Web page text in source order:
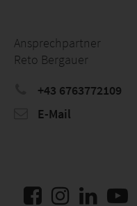
Ansprechpartner
Reto Bergauer
+43 6763772109
E-Mail